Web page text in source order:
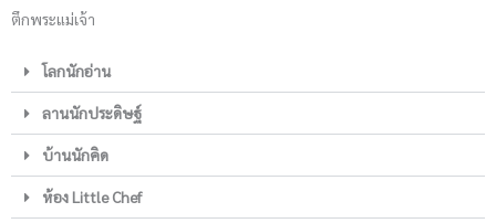
ตึกพระแม่เจ้า
โลกนักอ่าน
ลานนักประดิษฐ์
บ้านนักคิด
ห้อง Little Chef